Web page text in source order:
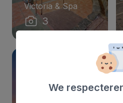
Victoria & Spa
3
We